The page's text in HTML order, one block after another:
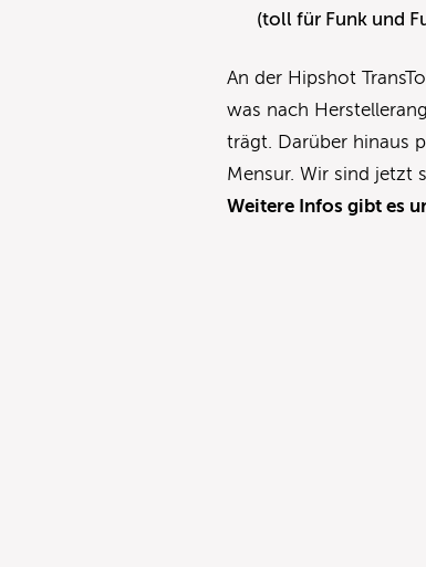
(toll für Funk und
An der Hipshot
was nach
trägt. Darüber hinaus
Mensur. Wir sind jetzt
Weitere Infos gibt es